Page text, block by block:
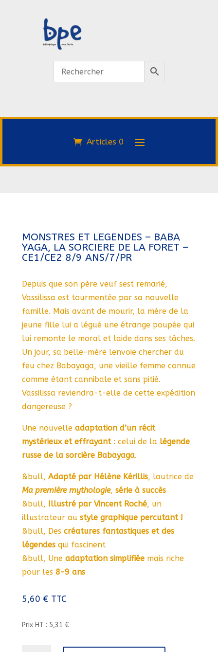
Articles 0
MONSTRES ET LEGENDES – BABA
YAGA, LA SORCIERE DE LA FORET –
CE1/CE2 8/9 ANS/7/PR
Depuis que son père veuf sest remarié,
Vassilissa est tourmentée par sa nouvelle
famille. Mais avant de mourir, la mère de la
jeune fille lui a légué une étrange poupée qui
lui remonte le moral et laide dans ses tâches.
Un jour, sa belle-mère lenvoie chercher du
feu chez Babayaga, une vieille femme connue
comme étant cannibale et sans pitié.
Vassilissa reviendra-t-elle de cette expédition
dangereuse ?
Une nouvelle adaptation d’un récit
mystérieux et effrayant: celui de la légende
russe de la sorcière Babayaga.
&bull, Adapté par Hélène Kérillis, lautrice de
Ma première mythologie, série à succès
&bull, Illustré par Vincent Roché, un
illustrateur au style graphique percutant !
&bull, Des créatures fantastiques et des
légendesqui fascinent
&bull, Une adaptation simplifiéemais riche
pour les 8-9 ans
5,60 € TTC
Prix HT : 5,31 €